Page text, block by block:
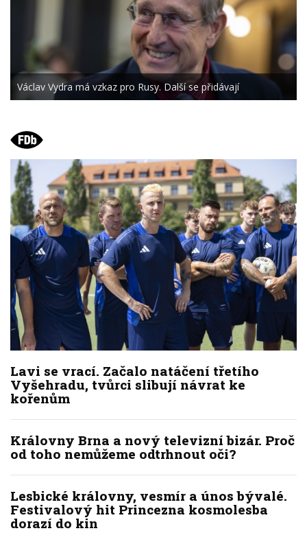
Václav Vydra má vzkaz pro Rusy. Další se přidávají
Lavi se vrací. Začalo natáčení třetího
Vyšehradu, tvůrci slibují návrat ke
kořenům
Královny Brna a nový televizní bizár. Proč
od toho nemůžeme odtrhnout oči?
Lesbické královny, vesmír a únos bývalé.
Festivalový hit Princezna kosmolesba
dorazí do kin